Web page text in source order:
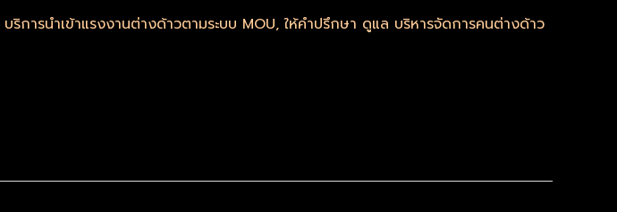
บริการนำเข้าแรงงานต่างด้าวตามระบบ MOU,ให้คำปรึกษา ดูแล บริหารจัดการคนต่างด้าว